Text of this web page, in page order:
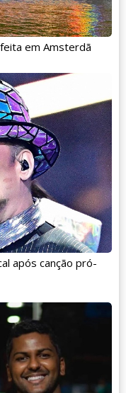
em Amsterdã
após canção pró-